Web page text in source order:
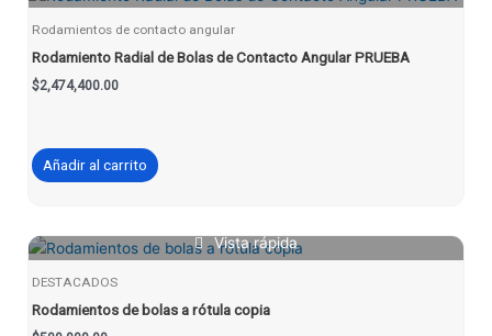
Rodamientos de contacto angular
Rodamiento Radial de Bolas de Contacto Angular PRUEBA
$2,474,400.00
Añadir al carrito
Vista rápida
DESTACADOS
Rodamientos de bolas a rótula copia